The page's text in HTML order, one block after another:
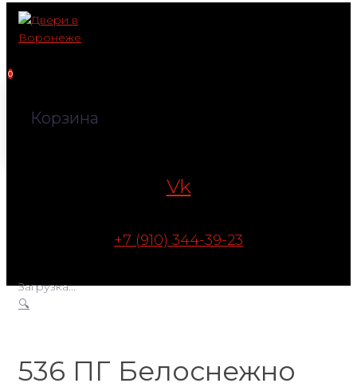
Перейти
контенту
0
Корзина
Vk
+7 (910) 344-39-23
Загрузка...
🔍
536 ПГ Белоснежно